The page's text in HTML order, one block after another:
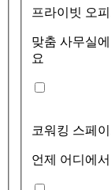
프라이빗 오
맞춤 사무실
요
코워킹 스페
언제 어디에